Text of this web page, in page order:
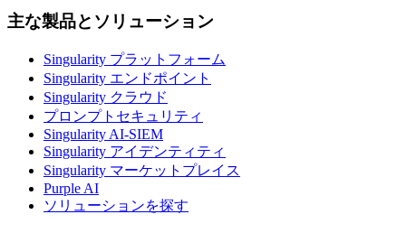
主な製品とソリューション
Singularity プラットフォーム
Singularity エンドポイント
Singularity クラウド
プロンプトセキュリティ
Singularity AI-SIEM
Singularity アイデンティティ
Singularity マーケットプレイス
Purple AI
ソリューションを探す